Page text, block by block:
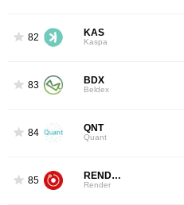
82 KAS
Kaspa
83 BDX
Beldex
84 QNT
Quant
85 RENDER
Render